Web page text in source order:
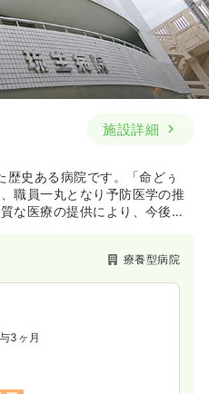
一時募集休止
一時募集休止
施設詳細
史ある病院です。「命どぅ
職員一丸となり予防医学の推
な医療の提供により、今後
療養型病院
3ヶ月